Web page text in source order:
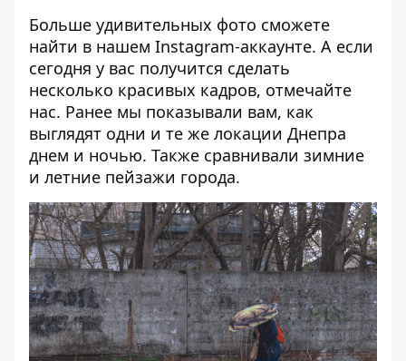
Больше удивительных фото сможете
найти в нашем Instagram-аккаунте. А если
сегодня у вас получится сделать
несколько красивых кадров, отмечайте
нас. Ранее мы показывали вам, как
выглядят одни и те же локации Днепра
днем и ночью. Также сравнивали зимние
и летние пейзажи города.